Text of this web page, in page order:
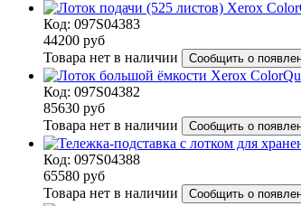
Код: 097S04383
44200 руб
Товара нет в наличии
Сообщить о
Код: 097S04382
85630 руб
Товара нет в наличии
Сообщить о
Код: 097S04388
65580 руб
Товара нет в наличии
Сообщить о